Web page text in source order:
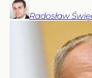
Radosław